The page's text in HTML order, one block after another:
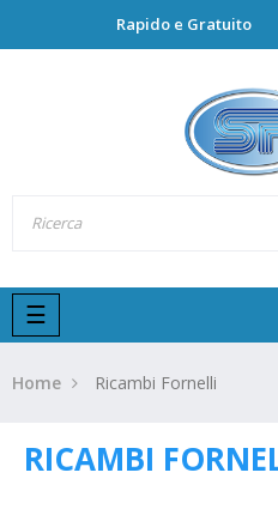
Rapido e Gratuito
navigazione
Toggle
☰
Home Ricambi Fornelli
RICAMBI